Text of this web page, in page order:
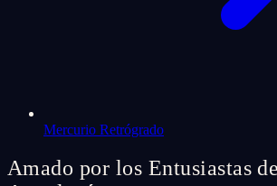
Mercurio Retrógrado
Amado por los Entusiastas